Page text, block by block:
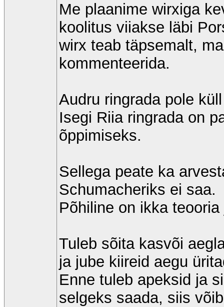
Me plaanime wirxiga
koolitus viiakse läbi
wirx teab täpsemalt,
kommenteerida.
Audru ringrada pole
Isegi Riia ringrada on
õppimiseks.
Sellega peate ka
Schumacheriks ei saa.
Põhiline on ikka
Tuleb sõita kasvõi
ja jube kiireid aegu
Enne tuleb apeksid ja
selgeks saada, siis